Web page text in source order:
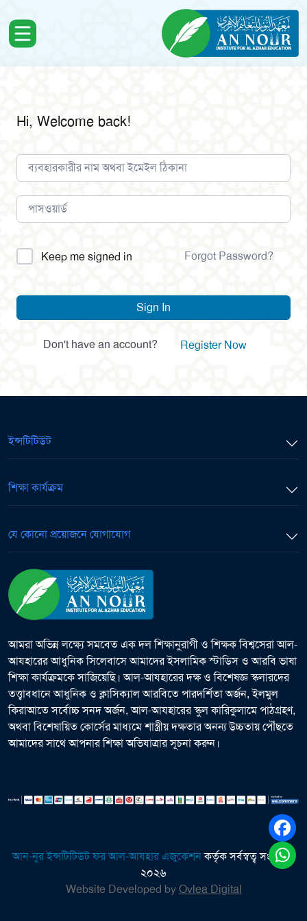
Hi, Welcome back!
Alternative:
Keep me signed in Forgot Password?
Sign In
Don't have an account? Register Now
ইন্সটিটিউট
শিক্ষা কার্যক্রম
যে কোনো প্রয়োজনে যোগাযোগ
আমরা অভিন্ন লক্ষ্যে সমবেত এক দল শিক্ষানুরাগী ও শিক্ষক বিশ্বসেরা আল-
আযহারের আধুনিক সিলেবাসে আমাদের ইসলামিক স্টাডিস ও আরবি ভাষা
শিক্ষা কার্যক্রমকে সাজিয়েছি। আল-আযহারের দক্ষ ও বিশেষজ্ঞ স্কলারদের
তত্ত্বাবধানে আধুনিক ও ক্লাসিক্যাল আরবিতে পারদর্শিতা অর্জন, ইলমুল
কিরাআতে সর্বোচ্চ সনদ অর্জন, আল-আযহারের স্কুল কারিকুলামে পাঠগ্রহণ,
অথবা বিশেষায়িত কোর্সের মাধ্যমে শাস্ত্রীয় দক্ষতার অনন্য উচ্চতায় পৌঁছতে
আমাদের সাথে আপনার শিক্ষা অভিযাত্রার সূচনা করুন।
আন-নুর ইন্সটিটিউট ফর আল-আযহার এজুকেশনকর্তৃক সর্বস্বত্ব সংরক্ষিত
২০২৬
Website Developed byOvlea Digital